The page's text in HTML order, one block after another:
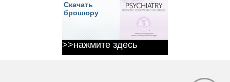
Скачать
брошюру
>>нажмите здесь